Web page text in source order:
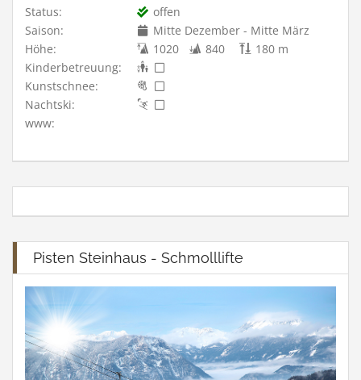
Status:
offen
Saison:
Mitte Dezember - Mitte März
Höhe:
1020 840
180 m
Kinderbetreuung:
Kunstschnee:
Nachtski:
www:
Pisten Steinhaus - Schmolllifte